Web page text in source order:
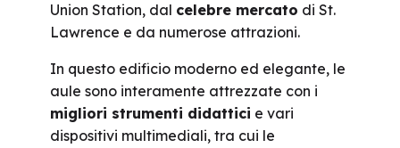
Union Station, dal celebre mercato di St.
Lawrence e da numerose attrazioni.
In questo edificio moderno ed elegante, le
aule sono interamente attrezzate con i
migliori strumenti didattici e vari
dispositivi multimediali, tra cui le